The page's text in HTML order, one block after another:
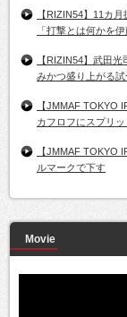
【RIZIN54】11カ
「打撃とは何かを伊
【RIZIN54】武田
みかつ盛り上がる試
【JMMAF TOKYO
カフロフにスプリ
【JMMAF TOKYO
ルマークで下す
Movie